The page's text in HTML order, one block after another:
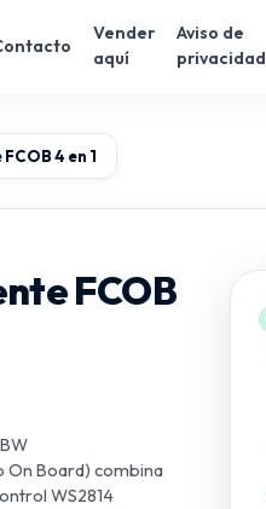
Vender
aquí
Aviso de
privacidad
4 en 1
FCOB
On Board) combina
WS2814